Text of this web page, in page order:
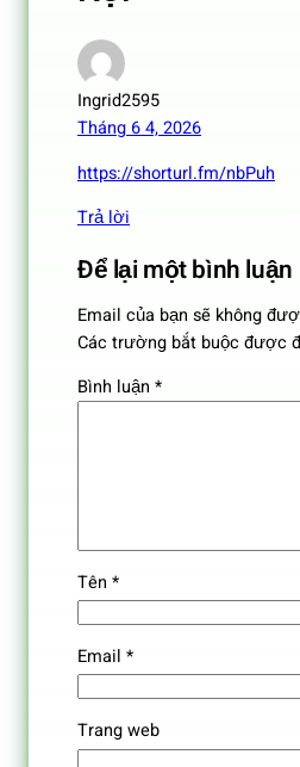
Ingrid2595
Tháng 6 4, 2026
https://shorturl.fm/nbPuh
Trả lời
Để lại một bình luận
Email của bạn sẽ không
Các trường bắt buộc được
Bình luận *
Tên *
Email *
Trang web